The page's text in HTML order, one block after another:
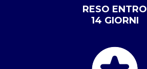
RESO ENTRO
14 GIORNI